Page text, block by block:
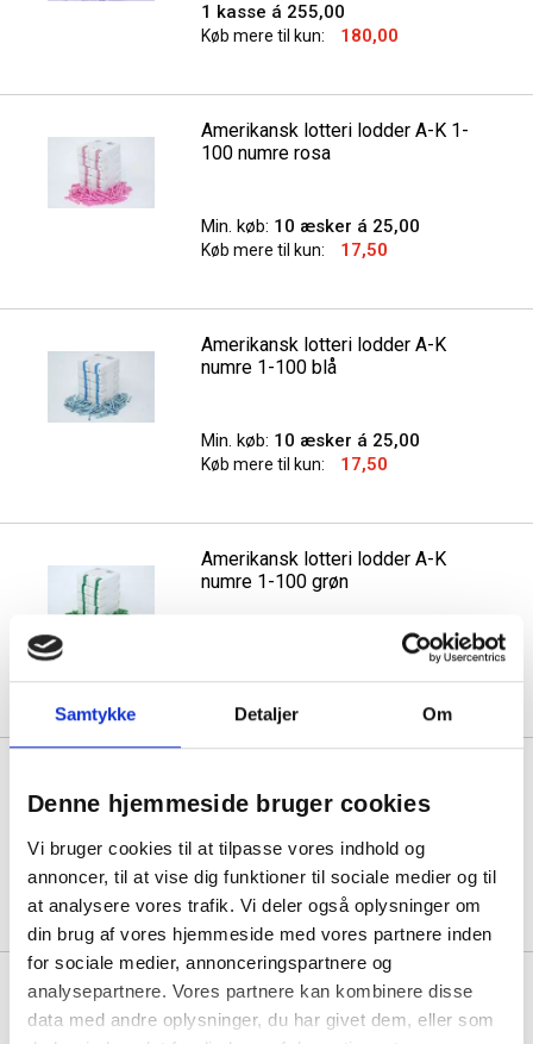
Samtykke Detaljer Om
Denne hjemmeside bruger cookies
Vi bruger cookies til at tilpasse vores indhold og
annoncer, til at vise dig funktioner til sociale medier og til
at analysere vores trafik. Vi deler også oplysninger om
din brug af vores hjemmeside med vores partnere inden
for sociale medier, annonceringspartnere og
analysepartnere. Vores partnere kan kombinere disse
data med andre oplysninger, du har givet dem, eller som
1 kasse á 255,00
Køb mere til kun: 180,00
Amerikansk lotteri lodder A-K 1-
100 numre rosa
Min. køb: 10 æsker á 25,00
Køb mere til kun: 17,50
Amerikansk lotteri lodder A-K
numre 1-100 blå
Min. køb: 10 æsker á 25,00
Køb mere til kun: 17,50
Amerikansk lotteri lodder A-K
numre 1-100 grøn
10 æsker á 25,00
Køb mere til kun: 17,50
numre 1-100 gul
Min. køb:10 æsker á 25,00
Køb mere til kun: 17,50
Amerikansk lotteri lodder A-K
numre 1-100 hvid